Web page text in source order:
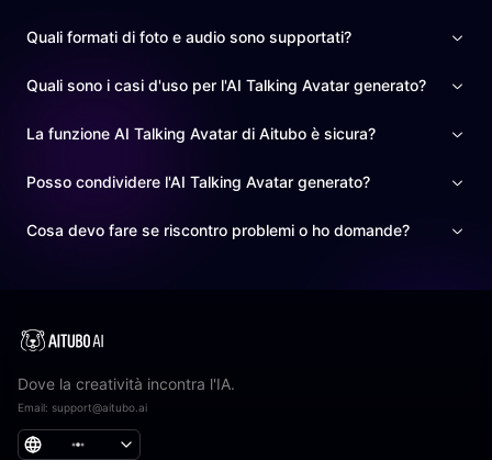
Quali formati di foto e audio sono supportati?
Quali sono i casi d'uso per l'AI Talking Avatar generato?
La funzione AI Talking Avatar di Aitubo è sicura?
Posso condividere l'AI Talking Avatar generato?
Cosa devo fare se riscontro problemi o ho domande?
Dove la creatività incontra l'IA.
Email: support@aitubo.ai